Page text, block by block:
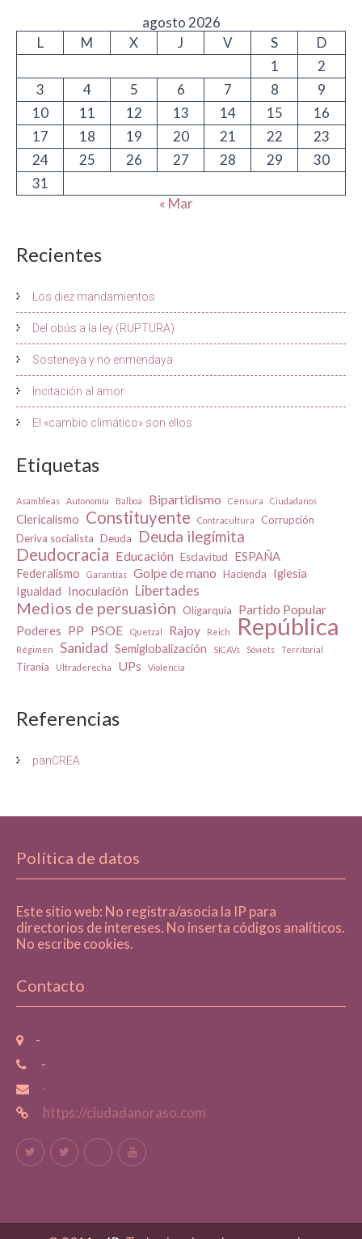
agosto 2026
L
M X J V S
D
1
2
3
4 5 6 7 8
9
10
11 12 13 14 15
16
17
18 19 20 21 22
23
24
25 26 27 28 29
30
31
« Mar
Recientes
Los diez mandamientos
Del obús a la ley (RUPTURA)
Sosteneya y no enmendaya
Incitación al amor
El «cambio climático» son ellos
Etiquetas
Asambleas Autonomía Balboa Bipartidismo Censura Ciudadanos
Clericalismo Constituyente Contracultura
Corrupción
Deriva socialista Deuda Deuda ilegímita
Deudocracia Educación Esclavitud
ESPAÑA
Federalismo
Garantías Golpe de mano Hacienda
Iglesia
Igualdad Inoculación Libertades
Medios de persuasión Oligarquía Partido Popular
Poderes PP PSOE Quetzal Rajoy Reich República
Régimen Sanidad Semiglobalización SICAVs Sóviets Territorial
Tiranía Ultraderecha UPs Violencia
Referencias
panCREA
Política de datos
Este sitio web: No registra/asocia la IP para
directorios de intereses. No inserta códigos analíticos.
No escribe cookies.
Contacto
-
-
-
https://ciudadanoraso.com